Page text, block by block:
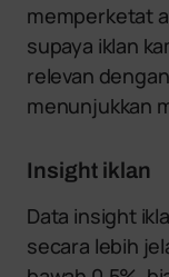
memperketat
supaya iklan
relevan
menunjukkan
Insight iklan
Data insight
secara lebih